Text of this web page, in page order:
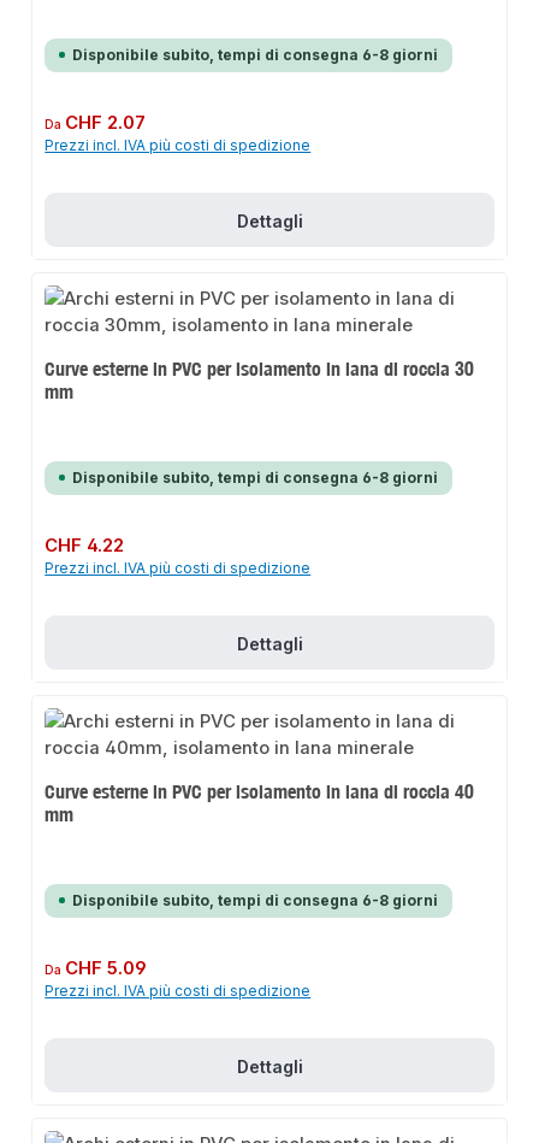
Disponibile subito, tempi di consegna 6-8 giorni
Prezzo normale:
Da CHF 2.07
Prezzi incl. IVA più costi di spedizione
Dettagli
Curve esterne in PVC per isolamento in lana di roccia 30
mm
Disponibile subito, tempi di consegna 6-8 giorni
Prezzo normale:
CHF 4.22
Prezzi incl. IVA più costi di spedizione
Dettagli
Curve esterne in PVC per isolamento in lana di roccia 40
mm
Disponibile subito, tempi di consegna 6-8 giorni
Prezzo normale:
Da CHF 5.09
Prezzi incl. IVA più costi di spedizione
Dettagli